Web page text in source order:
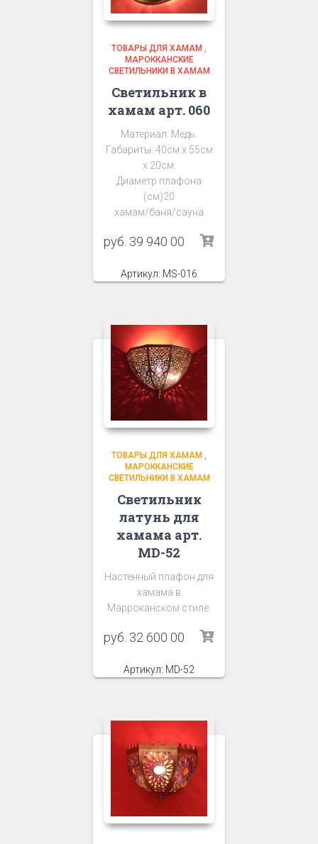
ТОВАРЫ ДЛЯ ХАМАМ ,
МАРОККАНСКИЕ
СВЕТИЛЬНИКИ В ХАМАМ
Светильник в
хамам арт. 060
Материал: Медь.
Габариты: 40см х 55см
х 20см.
Диаметр плафона
(см)20
хамам/баня/сауна
руб. 39 940 00
Артикул: MS-016
ТОВАРЫ ДЛЯ ХАМАМ ,
МАРОККАНСКИЕ
СВЕТИЛЬНИКИ В ХАМАМ
Светильник
латунь для
хамама арт.
MD-52
Настенный плафон для
хамама в
Марроканском стиле.
руб. 32 600 00
Артикул: MD-52